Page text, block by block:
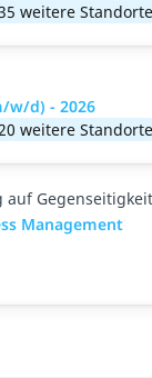
weitere Standorte
w/d) - 2026
weitere Standorte
auf Gegenseitigkeit
Management